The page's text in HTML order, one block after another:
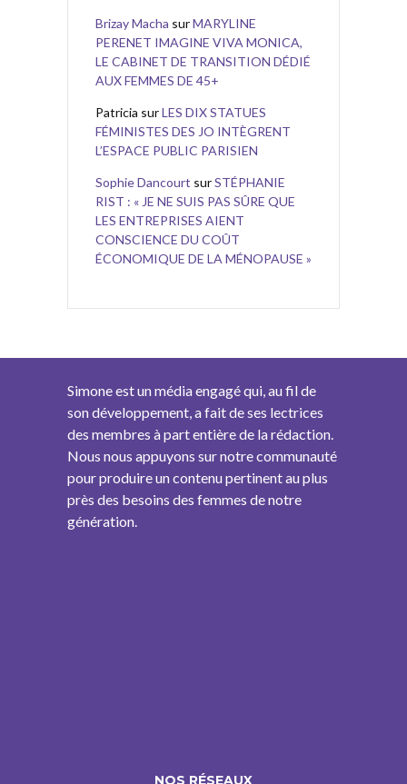
Brizay Macha surMARYLINE
PERENET IMAGINE VIVA MONICA,
LE CABINET DE TRANSITION DÉDIÉ
AUX FEMMES DE 45+
Patricia surLES DIX STATUES
FÉMINISTES DES JO INTÈGRENT
L’ESPACE PUBLIC PARISIEN
Sophie Dancourt surSTÉPHANIE
RIST : « JE NE SUIS PAS SÛRE QUE
LES ENTREPRISES AIENT
CONSCIENCE DU COÛT
ÉCONOMIQUE DE LA MÉNOPAUSE »
Simone est un média engagé qui, au fil de
son développement, a fait de ses lectrices
des membres à part entière de la rédaction.
Nous nous appuyons sur notre communauté
pour produire un contenu pertinent au plus
près des besoins des femmes de notre
génération.
NOS RÉSEAUX